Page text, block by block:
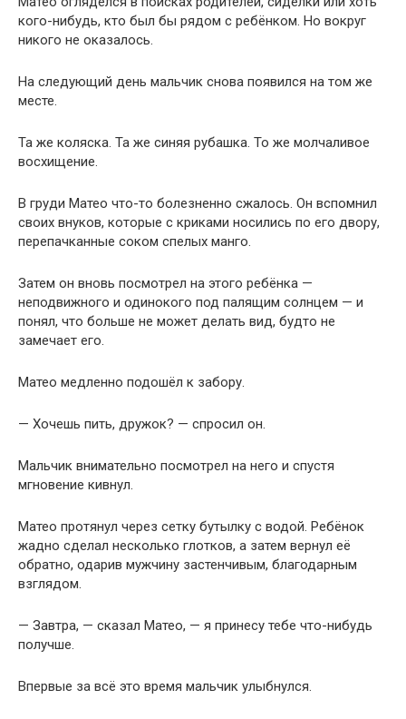
кого-нибудь, кто был бы рядом с ребёнком. Но вокруг
никого не оказалось.
На следующий день мальчик снова появился на том же
месте.
Та же коляска. Та же синяя рубашка. То же молчаливое
восхищение.
В груди Матео что-то болезненно сжалось. Он вспомнил
своих внуков, которые с криками носились по его двору,
перепачканные соком спелых манго.
Затем он вновь посмотрел на этого ребёнка —
неподвижного и одинокого под палящим солнцем — и
понял, что больше не может делать вид, будто не
замечает его.
Матео медленно подошёл к забору.
— Хочешь пить, дружок? — спросил он.
Мальчик внимательно посмотрел на него и спустя
мгновение кивнул.
Матео протянул через сетку бутылку с водой. Ребёнок
жадно сделал несколько глотков, а затем вернул её
обратно, одарив мужчину застенчивым, благодарным
взглядом.
— Завтра, — сказал Матео, — я принесу тебе что-нибудь
получше.
Впервые за всё это время мальчик улыбнулся.